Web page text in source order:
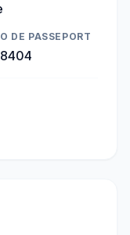
DE PASSEPORT